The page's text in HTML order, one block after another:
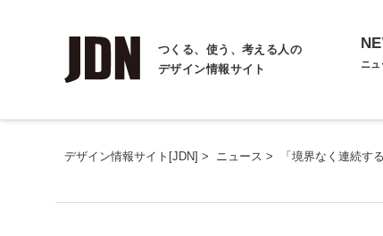
つくる、使う、考える人の
デザイン情報サイト
ニュ
デザイン情報サイト[JDN] > ニュース > 「境界なく連続す